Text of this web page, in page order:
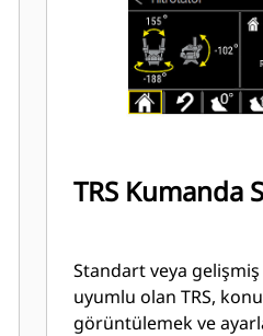
TRS Kumanda
Standart veya
uyumlu olan TRS,
görüntülemek ve